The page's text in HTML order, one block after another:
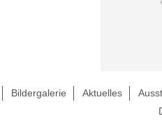
Bildergalerie Aktuelles